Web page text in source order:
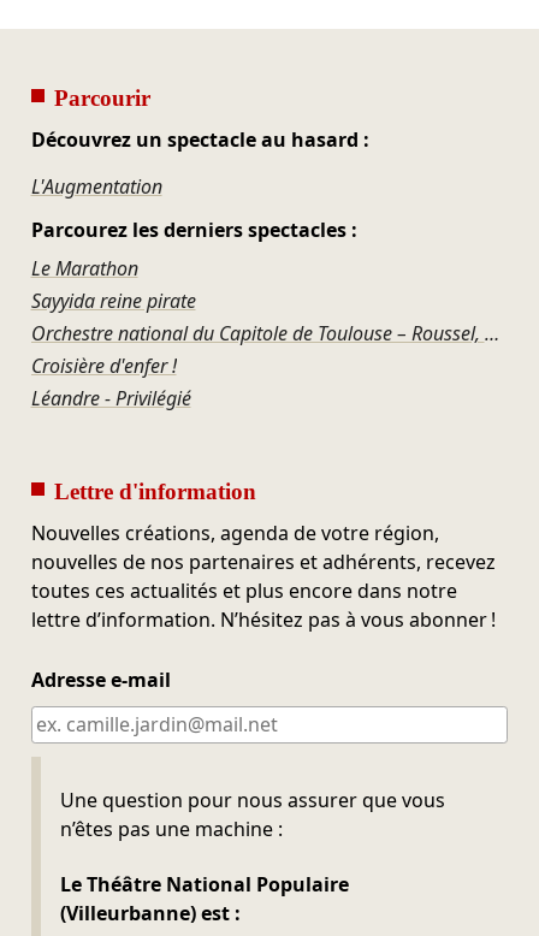
Parcourir
Découvrez un spectacle au hasard :
L'Augmentation
Parcourez les derniers spectacles :
Le Marathon
Sayyida reine pirate
Orchestre national du Capitole de Toulouse – Roussel, Ravel, Offenbach, Rosenthal, Gershwin
Croisière d'enfer !
Léandre - Privilégié
Lettre d'information
Nouvelles créations, agenda de votre région,
nouvelles de nos partenaires et adhérents, recevez
toutes ces actualités et plus encore dans notre
lettre d’information. N’hésitez pas à vous abonner !
Adresse e-mail
Une question pour nous assurer que vous
n’êtes pas une machine :
Le Théâtre National Populaire
(Villeurbanne) est :
Ne pas remplir